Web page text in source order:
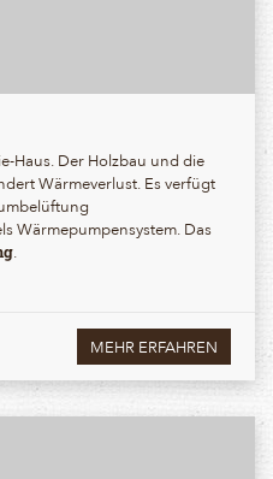
Haus. Der Holzbau und die
Wärmeverlust. Es verfügt
Wärmepumpensystem. Das
.
MEHR ERFAHREN